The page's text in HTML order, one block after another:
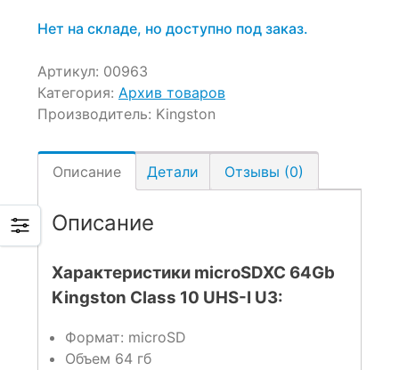
Нет на складе, но доступно под заказ.
Артикул: 00963
Категория: Архив товаров
Производитель: Kingston
Описание Детали Отзывы (0)
Описание
Характеристики microSDXC 64Gb
Kingston Class 10 UHS-I U3:
Формат: microSD
Объем 64 гб